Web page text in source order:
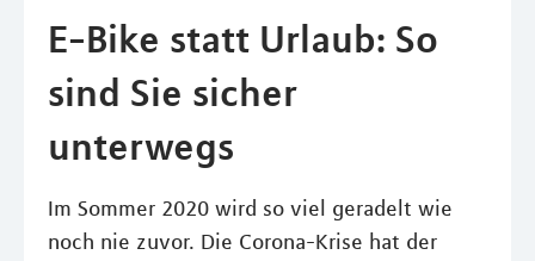
E-Bike statt Urlaub: So
sind Sie sicher
unterwegs
Im Sommer 2020 wird so viel geradelt wie
noch nie zuvor. Die Corona-Krise hat der